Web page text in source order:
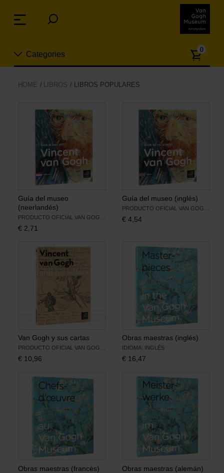
links
Jump
content
Categories
Nuevo
Joyas
Para la casa
Hogar y Cocina
Ocio
Libros
Lienzos y Láminas
Regalos
0
HOME LIBROS LIBROS POPULARES
Guía del museo
(neerlandés)
€ 2,71
Guía del museo (inglés)
€ 4,54
Van Gogh y sus cartas
€ 10,96
Obras maestras (inglés)
IDIOMA: INGLÉS
€ 16,47
Obras maestras (francés) Obras maestras (alemán)
Menu